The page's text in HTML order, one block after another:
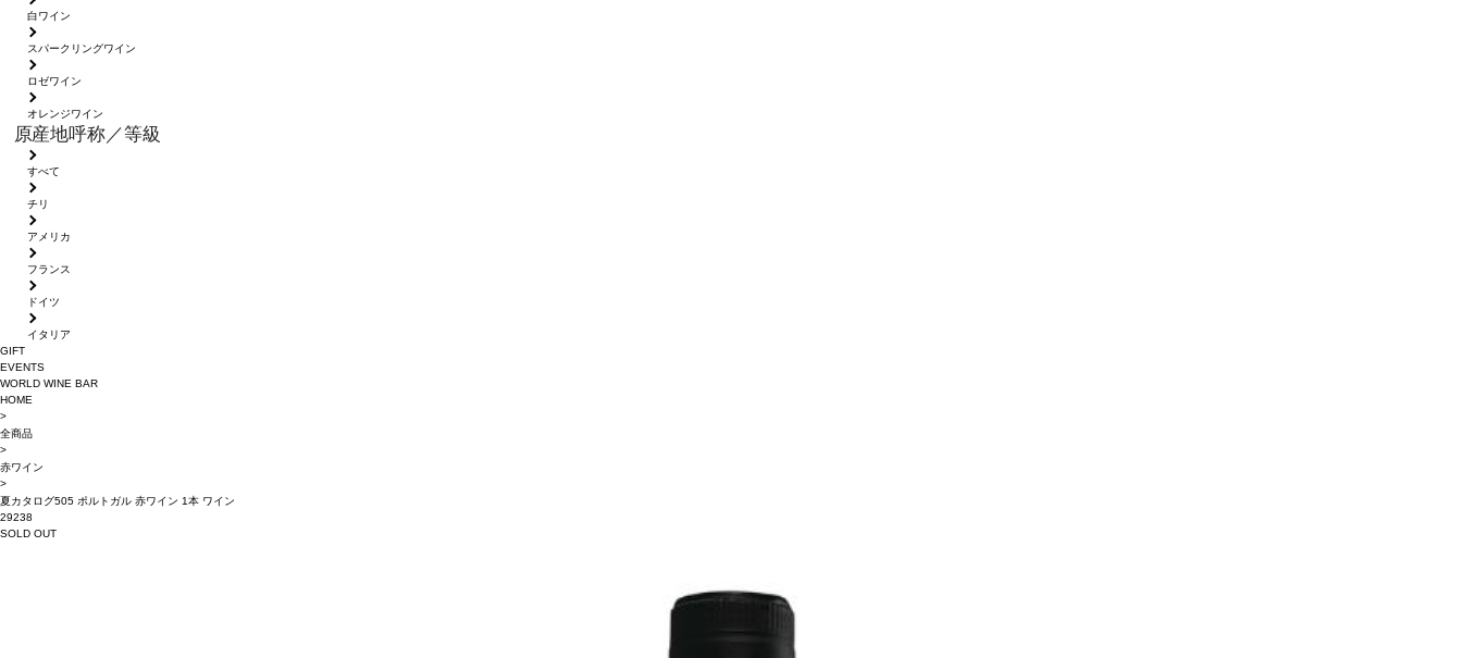
白ワイン
スパークリングワイン
ロゼワイン
オレンジワイン
原産地呼称／等級
すべて
チリ
アメリカ
フランス
ドイツ
イタリア
GIFT
EVENTS
WORLD WINE BAR
HOME
>
全商品
>
赤ワイン
>
夏カタログ505 ポルトガル 赤ワイン 1本 ワイン
29238
SOLD OUT